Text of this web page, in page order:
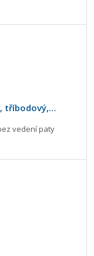
tříbodový,…
vedení paty